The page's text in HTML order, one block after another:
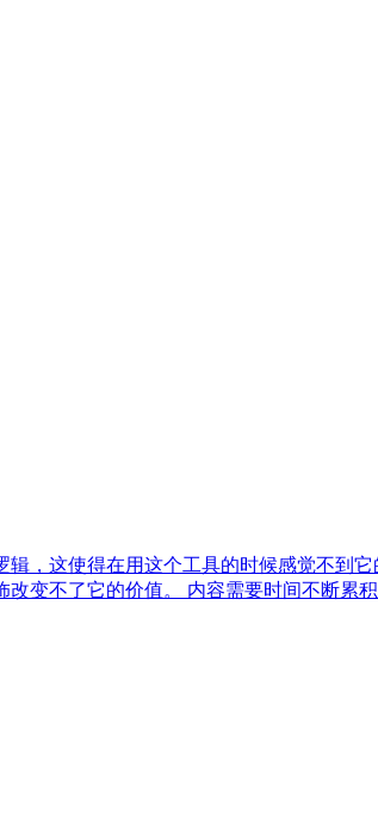
，这使得在用这个工具的时候感觉不到
变不了它的价值。 内容需要时间不断累